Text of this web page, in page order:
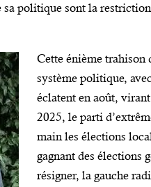
politique sont la
Cette énième trahison
système politique,
éclatent en août,
2025, le parti
main les élections
gagnant des élections
résigner, la gauche